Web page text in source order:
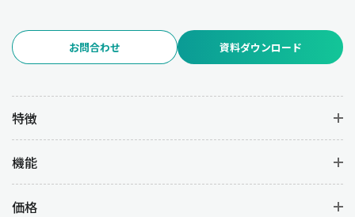
お問合わせ 資料ダウンロード
特徴
機能
価格